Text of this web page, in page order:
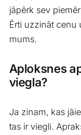
Klientu portāls
jāpērk sev
Ērti uzzināt cenu
mums.
Aploksnes
viegla?
Ja zinam, kas
tas ir viegli.